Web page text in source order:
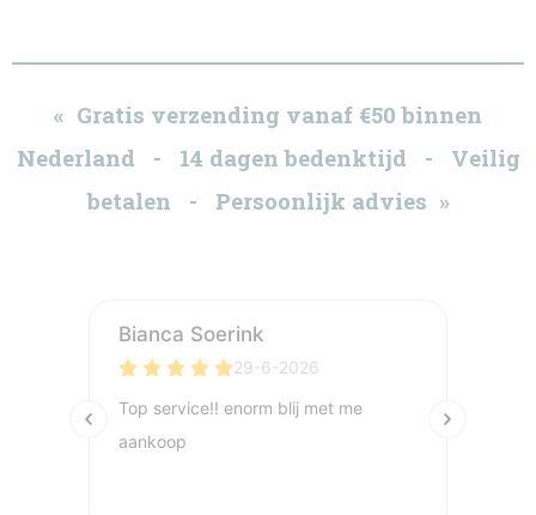
« Gratis verzending vanaf €50 binnen
Nederland - 14 dagen bedenktijd - Veilig
betalen - Persoonlijk advies »